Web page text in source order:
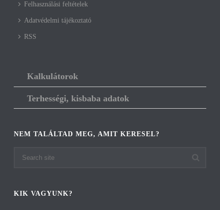
Felhasználási feltételek
Adatvédelmi tájékoztató
RSS
Kalkulátorok
Terhességi, kisbaba adatok
NEM TALÁLTAD MEG, AMIT KERESEL?
KIK VAGYUNK?